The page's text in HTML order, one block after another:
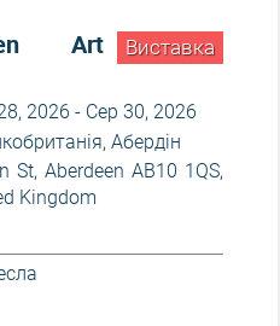
Виставка
Art
2026 - Сер 30, 2026
Абердін
St, Aberdeen AB10 1QS,
Kingdom